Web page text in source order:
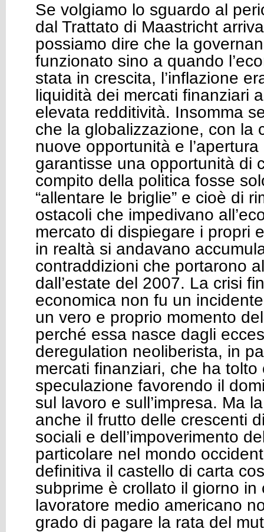
Se volgiamo lo sguardo al
dal Trattato di Maastricht
possiamo dire che la
funzionato sino a quando
stata in crescita, l’inflazione
liquidità dei mercati finanziari
elevata redditività. Insomma
che la globalizzazione, con la
nuove opportunità e
garantisse una opportunità di
compito della politica fosse
“allentare le briglie” e cioè di
ostacoli che impedivano
mercato di dispiegare i propri
in realtà si andavano
contraddizioni che portarono
dall’estate del 2007. La crisi
economica non fu un
un vero e proprio momento
perché essa nasce dagli
deregulation neoliberista, in
mercati finanziari, che ha tolto
speculazione favorendo il
sul lavoro e sull’impresa. Ma
anche il frutto delle crescenti
sociali e dell’impoverimento
particolare nel mondo
definitiva il castello di carta
subprime è crollato il giorno
lavoratore medio americano
grado di pagare la rata del